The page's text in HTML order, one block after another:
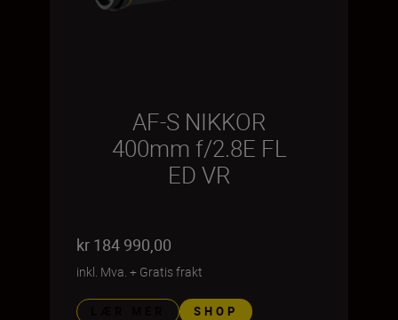
AF-S NIKKOR
400mm f/2.8E FL
ED VR
kr 184 990,00
inkl. Mva. + Gratis frakt
SHOP